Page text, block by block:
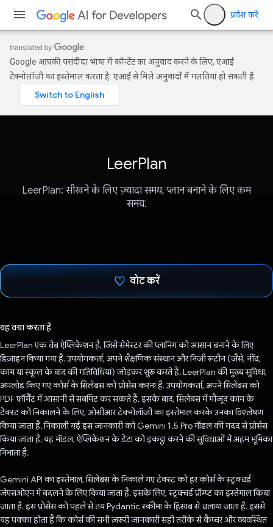
प्रवेश करें
Google आपकी पसंदीदा भाषा में कॉन्टेंट का अनुवाद करने के लिए, एआई
टेक्नोलॉजी का इस्तेमाल करता है. एआई से मिले अनुवादों में गलतियां हो सकती हैं.
LeerPlan
LeerPlan: सीखने के लिए ज़्यादा समय, प्लान बनाने के लिए कम
समय.
वोट करें
यह क्या करता है
LeerPlan एक वेब ऐप्लिकेशन है, जिसे सेमेस्टर की प्लानिंग को आसान बनाने के लिए
डिज़ाइन किया गया है. उपयोगकर्ता, अपने शैक्षणिक संस्थान और निजी रूटीन (जैसे, नींद,
काम या स्कूल के बाद की गतिविधियां) जोड़कर शुरू करते हैं. LeerPlan की मुख्य सुविधा,
अपलोड किए गए कोर्स के सिलेबस को प्रोसेस करना है. उपयोगकर्ता, अपने सिलेबस को
PDF फ़ॉर्मैट में आसानी से सबमिट कर सकते हैं. इसके बाद, सिलेबस में मौजूद काम के
टेक्स्ट को निकालने के लिए, ओसीआर टेक्नोलॉजी का इस्तेमाल करके उनका विश्लेषण
किया जाता है. निकाली गई इस जानकारी को Gemini 1.5 Pro मॉडल की मदद से प्रोसेस
किया जाता है. यह मॉडल, ऐप्लिकेशन के डेटा को इकट्ठा करने की सुविधाओं में अहम भूमिका
निभाता है.
Gemini API का इस्तेमाल, सिलेबस के निकाले गए टेक्स्ट को हर कोर्स के स्ट्रक्चर्ड
जेएसओएन में बदलने के लिए किया जाता है. इसके लिए, स्ट्रक्चर्ड प्रॉम्प्ट का इस्तेमाल किया
जाता है. इस प्रोसेस को पहले से तय Pydantic स्कीमा के हिसाब से चलाया जाता है. इससे
यह पक्का होता है कि कोर्स की सभी ज़रूरी जानकारी सही तरीके से कैप्चर और व्यवस्थित